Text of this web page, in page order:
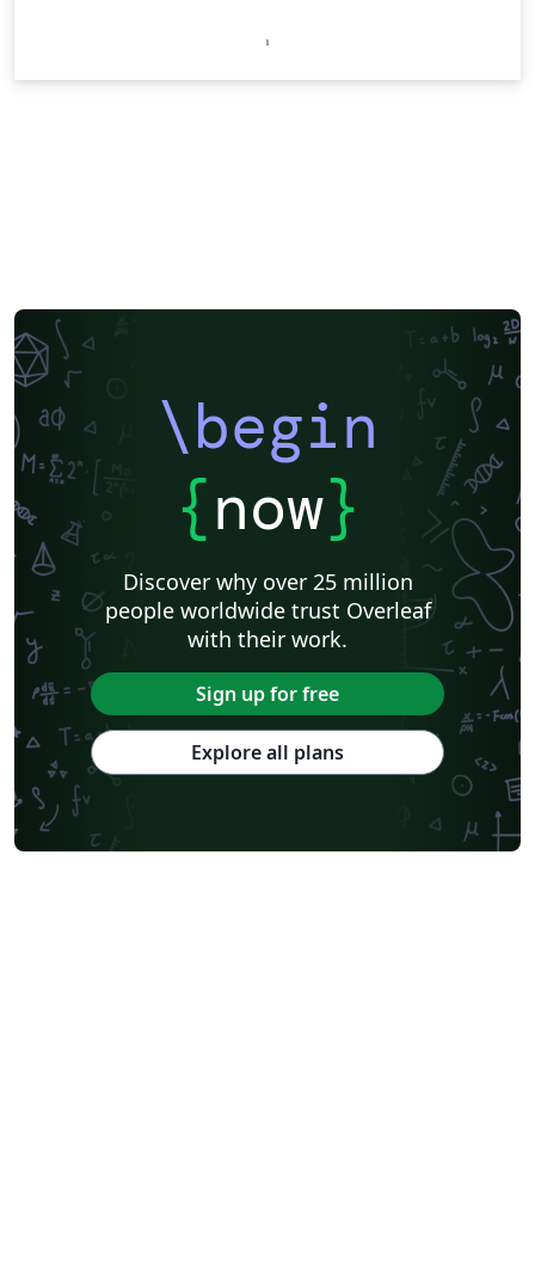
\begin
{now}
Discover why over 25 million
people worldwide trust Overleaf
with their work.
Sign up for free
Explore all plans